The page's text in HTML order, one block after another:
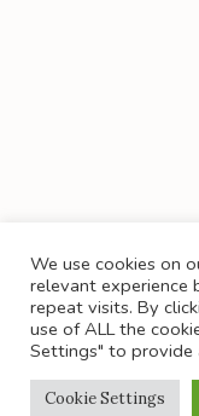
KONTAKT
We use cookies on
relevant experience
repeat visits. By
use of ALL the
Settings" to provide
Cookie Settings